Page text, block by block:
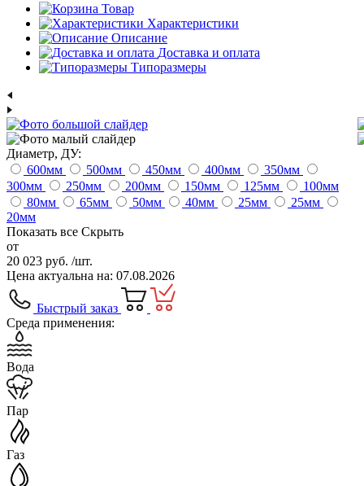
Товар
Характеристики
Описание
Доставка и оплата
Типоразмеры
Диаметр, ДУ:
600мм 500мм 450мм 400мм 350мм
300мм 250мм 200мм 150мм 125мм 100мм
80мм 65мм 50мм 40мм 25мм 25мм
20мм
Показать все Скрыть
от
20 023 руб. /шт.
Цена актуальна на: 07.08.2026
Быстрый заказ
Среда применения:
Вода
Пар
Газ